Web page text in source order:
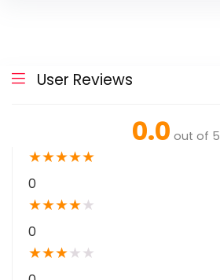
User Reviews
0.0 out of 5
★★★★★
0
★★★★★
0
★★★★ ★